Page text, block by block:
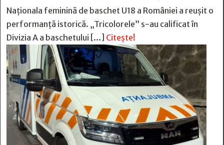
Naționala feminină de baschet U18 a României a reușit o
performanță istorică. „Tricolorele” s-au calificat în
Divizia A a baschetului […] Citește!